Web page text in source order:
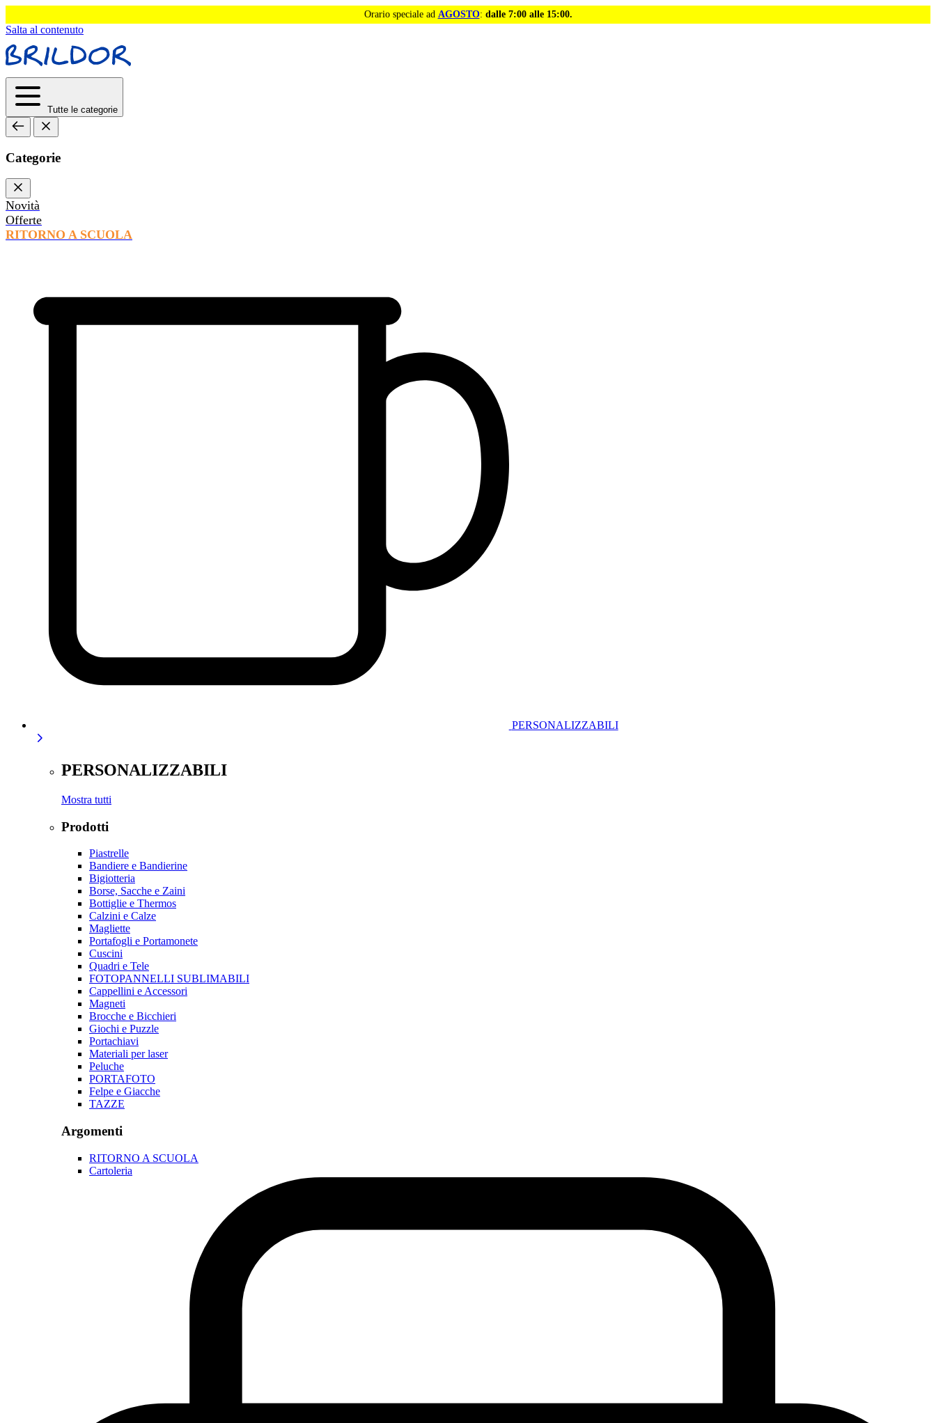
Orario speciale ad AGOSTO: dalle 7:00 alle 15:00.
Salta al contenuto
Tutte le categorie
Categorie
Novità
Offerte
RITORNO A SCUOLA
PERSONALIZZABILI
PERSONALIZZABILI
Mostra tutti
Prodotti
Piastrelle
Bandiere e Bandierine
Bigiotteria
Borse, Sacche e Zaini
Bottiglie e Thermos
Calzini e Calze
Magliette
Portafogli e Portamonete
Cuscini
Quadri e Tele
FOTOPANNELLI SUBLIMABILI
Cappellini e Accessori
Magneti
Brocche e Bicchieri
Giochi e Puzzle
Portachiavi
Materiali per laser
Peluche
PORTAFOTO
Felpe e Giacche
TAZZE
Argomenti
RITORNO A SCUOLA
Cartoleria